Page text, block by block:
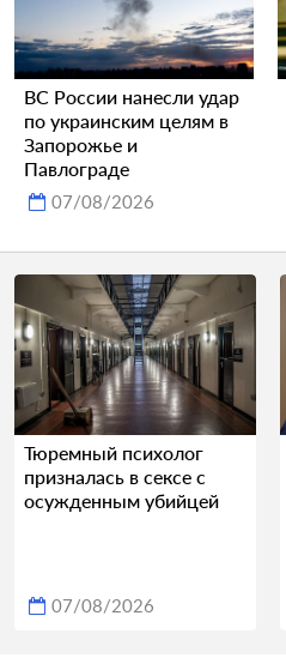
ВС России нанесли удар
по украинским целям в
Запорожье и
Павлограде
07/08/2026
Тюремный психолог
призналась в сексе с
осужденным убийцей
07/08/2026